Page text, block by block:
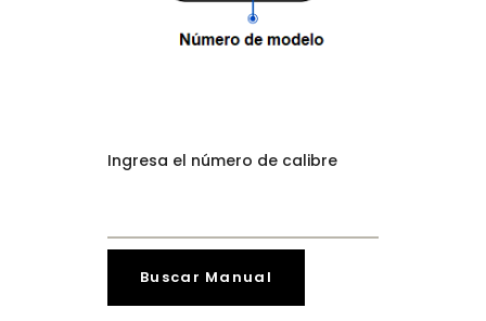
Ingresa el número de calibre
Buscar Manual